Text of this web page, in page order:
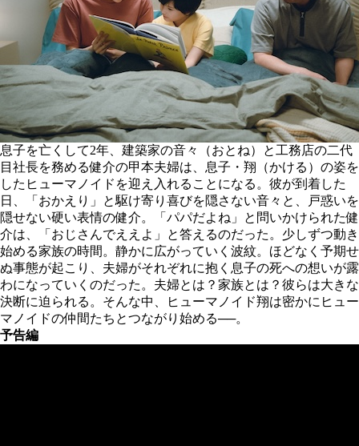
息子を亡くして2年、建築家の音々（おとね）と工務店の二代
目社長を務める健介の甲本夫婦は、息子・翔（かける）の姿を
したヒューマノイドを迎え入れることになる。彼が到着した
日、「おかえり」と駆け寄り喜びを隠さない音々と、戸惑いを
隠せない硬い表情の健介。「パパだよね」と問いかけられた健
介は、「おじさんでええよ」と答えるのだった。少しずつ動き
始める家族の時間。静かに広がっていく波紋。ほどなく予期せ
ぬ事態が起こり、夫婦がそれぞれに抱く息子の死への想いが露
わになっていくのだった。夫婦とは？家族とは？彼らは大きな
決断に迫られる。そんな中、ヒューマノイド翔は密かにヒュー
マノイドの仲間たちとつながり始める──。
予告編